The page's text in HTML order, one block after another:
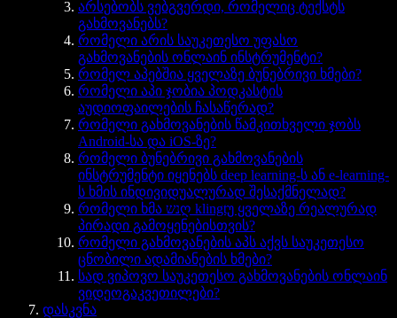
არსებობს ვებგვერდი, რომელიც ტექსტს
გახმოვანებს?
რომელი არის საუკეთესო უფასო
გახმოვანების ონლაინ ინსტრუმენტი?
რომელ აპებშია ყველაზე ბუნებრივი ხმები?
რომელი აპი ჯობია პოდკასტის
აუდიოფაილების ჩასაწერად?
რომელი გახმოვანების წამკითხველი ჯობს
Android-სა და iOS-ზე?
რომელი ბუნებრივი გახმოვანების
ინსტრუმენტი იყენებს deep learning-ს ან e-learning-
ს ხმის ინდივიდუალურად შესაქმნელად?
რომელი ხმა נשღ klingtუ ყველაზე რეალურად
პირადი გამოყენებისთვის?
რომელი გახმოვანების აპს აქვს საუკეთესო
ცნობილი ადამიანების ხმები?
სად ვიპოვო საუკეთესო გახმოვანების ონლაინ
ვიდეოგაკვეთილები?
დასკვნა